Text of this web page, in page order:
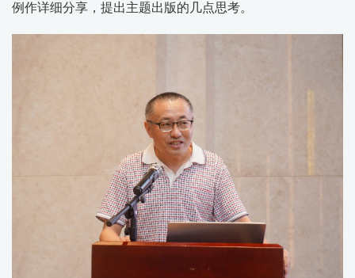
例作详细分享，提出主题出版的几点思考。